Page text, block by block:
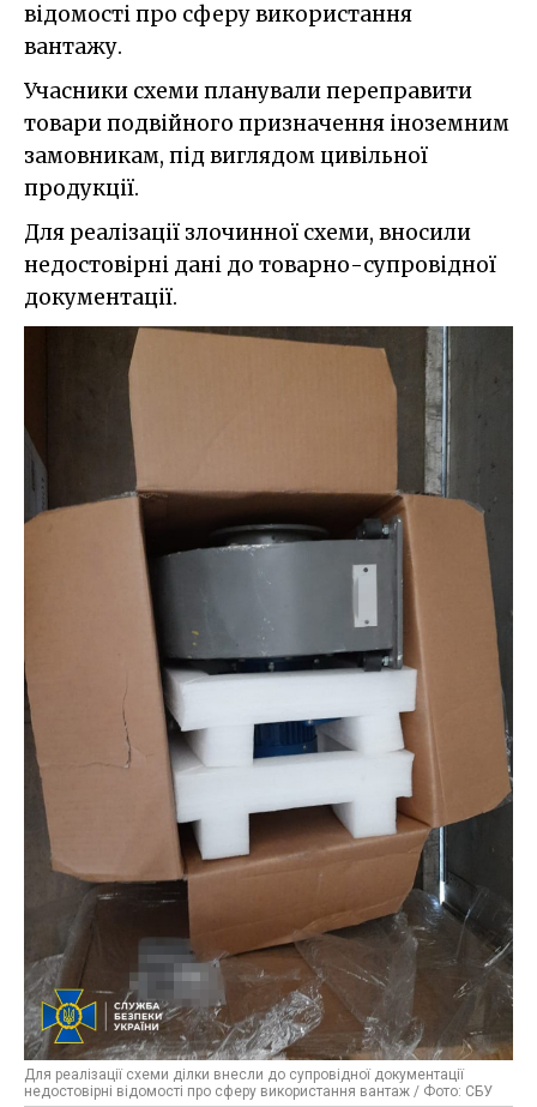
відомості про сферу використання
вантажу.
Учасники схеми планували переправити
товари подвійного призначення іноземним
замовникам, під виглядом цивільної
продукції.
Для реалізації злочинної схеми, вносили
недостовірні дані до товарно-супровідної
документації.
Для реалізації схеми ділки внесли до супровідної документації
недостовірні відомості про сферу використання вантаж / Фото: СБУ